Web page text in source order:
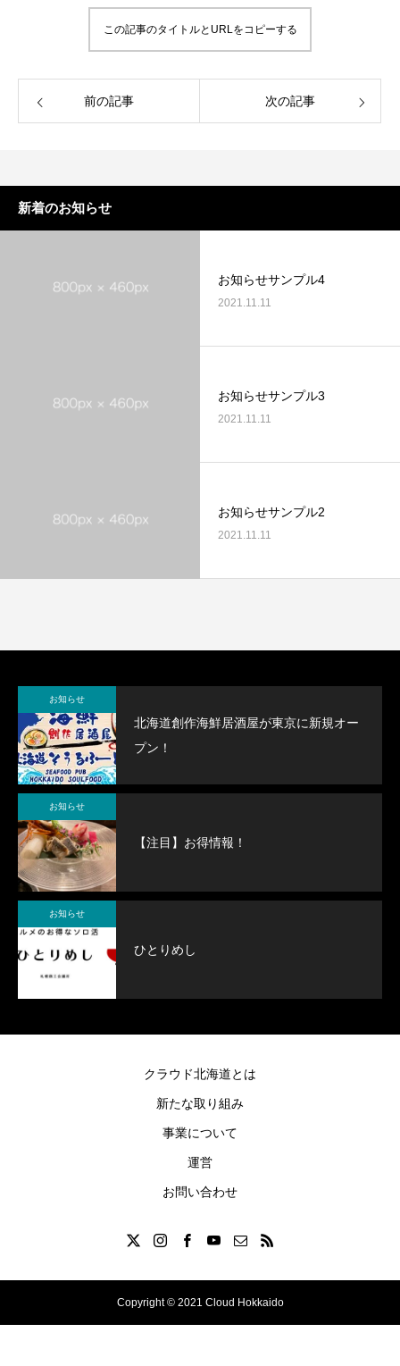
この記事のタイトルとURLをコピーする
前の記事 次の記事
新着のお知らせ
お知らせサンプル4
2021.11.11
お知らせサンプル3
2021.11.11
お知らせサンプル2
2021.11.11
お知らせ
北海道創作海鮮居酒屋が東京に新規オー
プン！
お知らせ
【注目】お得情報！
お知らせ
ひとりめし
クラウド北海道とは
新たな取り組み
事業について
運営
お問い合わせ
Copyright © 2021 Cloud Hokkaido